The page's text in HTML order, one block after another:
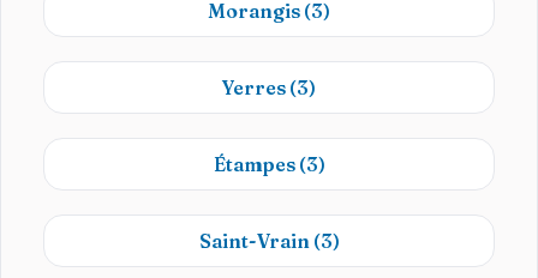
Morangis (3)
Yerres (3)
Étampes (3)
Saint-Vrain (3)